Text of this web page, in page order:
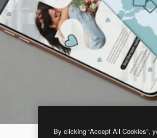
By clicking “Accept All Cookies”,